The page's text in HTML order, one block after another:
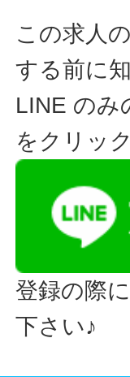
この求人
する前に
LINE のみ
をクリック
登録の際
下さい♪